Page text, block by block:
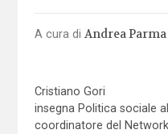
A cura di Andrea Parma
Cristiano Gori
insegna Politica sociale
coordinatore del